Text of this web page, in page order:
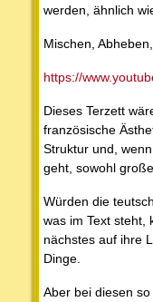
werden, ähnlich
Mischen,
https://
Dieses Terzett
französische
Struktur und,
geht, sowohl
Würden die
was im Text steht,
nächstes auf ihre
Dinge.
Aber bei diesen